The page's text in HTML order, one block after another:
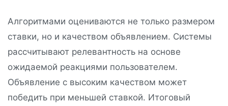
Алгоритмами оцениваются не только размером
ставки, но и качеством объявлением. Системы
рассчитывают релевантность на основе
ожидаемой реакциями пользователем.
Объявление с высоким качеством может
победить при меньшей ставкой. Итоговый